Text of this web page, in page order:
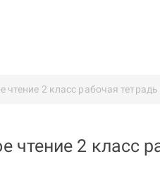
чтение 2 класс рабочая
чтение 2 класс